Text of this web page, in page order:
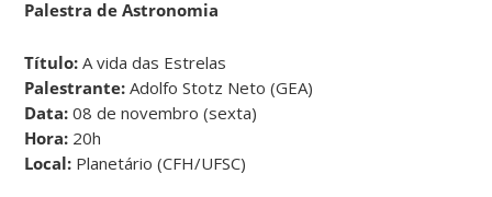
Palestra de Astronomia
Título: A vida das Estrelas
Palestrante: Adolfo Stotz Neto (GEA)
Data: 08 de novembro (sexta)
Hora: 20h
Local: Planetário (CFH/UFSC)